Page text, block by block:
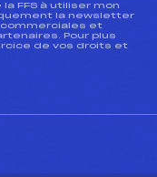
FFS à utiliser mon
la newsletter
commerciales et
Pour plus
de vos droits et